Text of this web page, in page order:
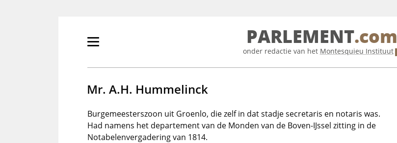
Primair
tonen/verbergen
PARLEMENT.com
onder redactie van het Montesquieu Instituut
Mr. A.H. Hummelinck
Burgemeesterszoon uit Groenlo, die zelf in dat stadje secretaris en notaris was.
Had namens het departement van de Monden van de Boven-IJssel zitting in de
Notabelenvergadering van 1814.